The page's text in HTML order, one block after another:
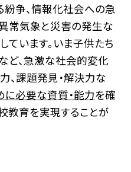
紛争、情報化社会への急
常気象と災害の発生な
ています。いま子供たち
ど、急激な社会的変化
、課題発見・解決力な
必要な資質・能力を確
教育を実現することが